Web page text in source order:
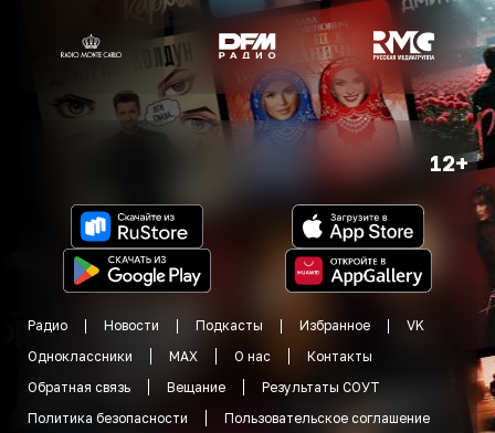
12+
Радио Новости Подкасты Избранное
VK
Одноклассники
MAX О нас
Контакты
Обратная связь
Вещание
Результаты СОУТ
Политика безопасности
Пользовательское соглашение